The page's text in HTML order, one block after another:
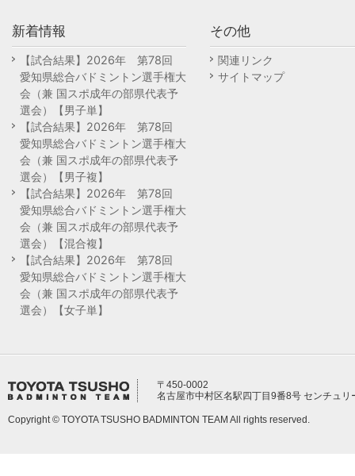
新着情報
【試合結果】2026年 第78回
愛知県総合バドミントン選手権大
会（兼 国スポ成年の部県代表予
選会）【男子単】
【試合結果】2026年 第78回
愛知県総合バドミントン選手権大
会（兼 国スポ成年の部県代表予
選会）【男子複】
【試合結果】2026年 第78回
愛知県総合バドミントン選手権大
会（兼 国スポ成年の部県代表予
選会）【混合複】
【試合結果】2026年 第78回
愛知県総合バドミントン選手権大
会（兼 国スポ成年の部県代表予
選会）【女子単】
その他
関連リンク
サイトマップ
〒450-0002
名古屋市中村区名駅四丁目9番8号 センチュリ
Copyright © TOYOTA TSUSHO BADMINTON TEAM All rights reserved.